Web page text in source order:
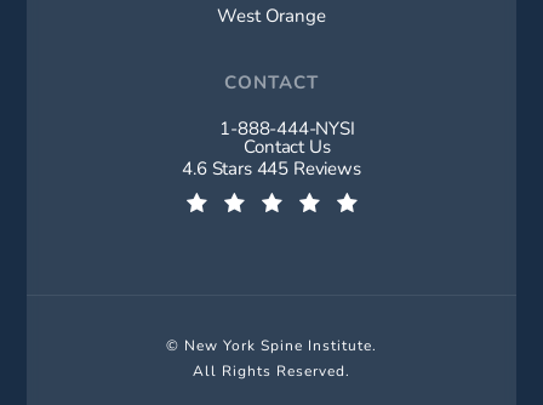
West Orange
CONTACT
Call New York Spine Institute on
1-888-444-NYSI
Contact Us
New York Spine Institute reviews:
4.6 Stars 445 Reviews
© New York Spine Institute.
All Rights Reserved.